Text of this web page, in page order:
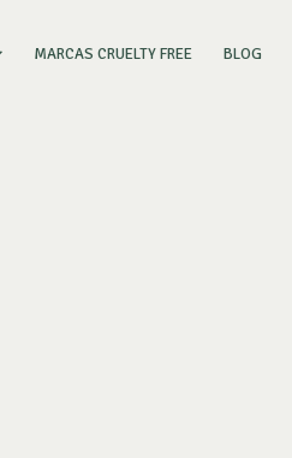
MARCAS CRUELTY FREE BLOG